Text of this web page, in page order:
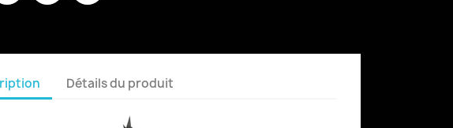
Détails du produit